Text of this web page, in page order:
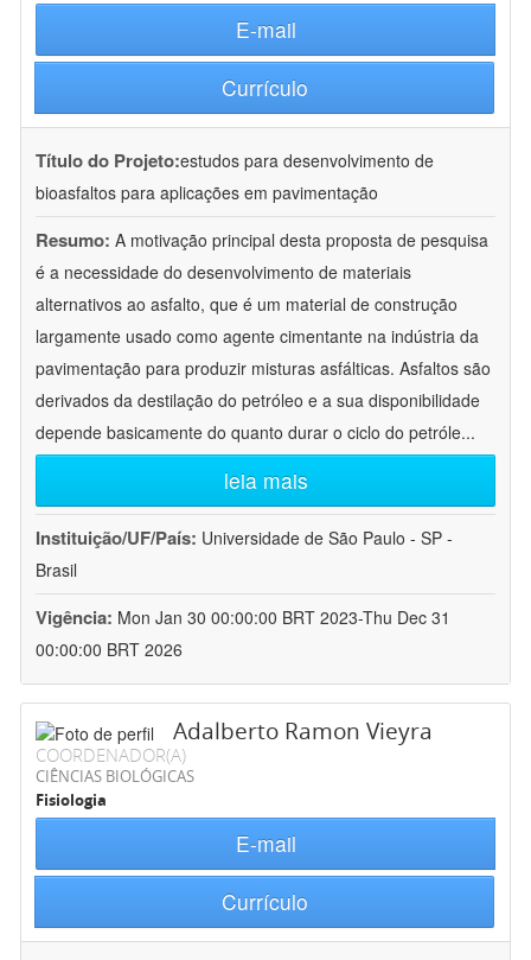
E-mail
Currículo
Título do Projeto:estudos para desenvolvimento de
bioasfaltos para aplicações em pavimentação
Resumo: A motivação principal desta proposta de pesquisa
é a necessidade do desenvolvimento de materiais
alternativos ao asfalto, que é um material de construção
largamente usado como agente cimentante na indústria da
pavimentação para produzir misturas asfálticas. Asfaltos são
derivados da destilação do petróleo e a sua disponibilidade
depende basicamente do quanto durar o ciclo do petróle...
leia mais
Instituição/UF/País: Universidade de São Paulo - SP -
Brasil
Vigência: Mon Jan 30 00:00:00 BRT 2023-Thu Dec 31
00:00:00 BRT 2026
Adalberto Ramon Vieyra
COORDENADOR(A)
CIÊNCIAS BIOLÓGICAS
Fisiologia
E-mail
Currículo